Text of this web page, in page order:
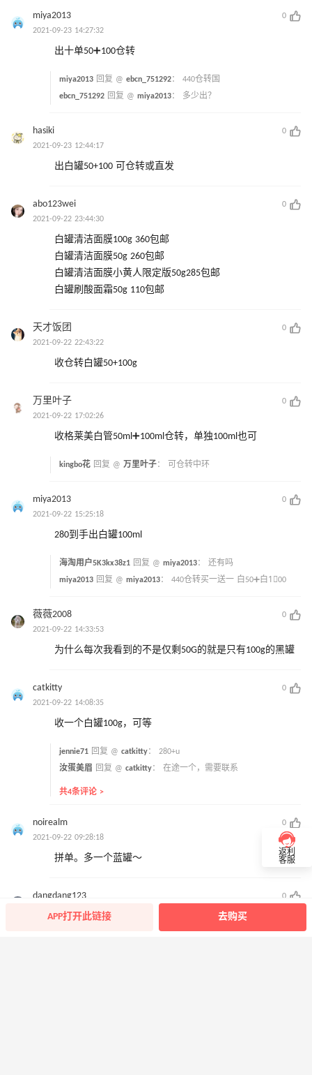
miya2013
0
2021-09-23 14:27:32
出十单50➕100仓转
miya2013 回复 @ ebcn_751292： 440仓转国
ebcn_751292 回复 @ miya2013： 多少出？
hasiki
0
2021-09-23 12:44:17
出白罐50+100 可仓转或直发
abo123wei
0
2021-09-22 23:44:30
白罐清洁面膜100g 360包邮
白罐清洁面膜50g 260包邮
白罐清洁面膜小黄人限定版50g285包邮
白罐刷酸面霜50g 110包邮
天才饭团
0
2021-09-22 22:43:22
收仓转白罐50+100g
万里叶子
0
2021-09-22 17:02:26
收格莱美白管50ml➕100ml仓转，单独100ml也可
kingbo花 回复 @ 万里叶子： 可仓转中环
miya2013
0
2021-09-22 15:25:18
280到手出白罐100ml
海淘用户5K3kx38z1 回复 @ miya2013： 还有吗
miya2013 回复 @ miya2013： 440仓转买一送一 白50➕白1⃣️00
薇薇2008
0
2021-09-22 14:33:53
为什么每次我看到的不是仅剩50G的就是只有100g的黑罐
catkitty
0
2021-09-22 14:08:35
收一个白罐100g，可等
jennie71 回复 @ catkitty： 280+u
汝蛋美眉 回复 @ catkitty： 在途一个，需要联系
共4条评论 >
noirealm
0
2021-09-22 09:28:18
拼单。多一个蓝罐～
dangdang123
0
2021-09-22 09:03:26
返利
客服
APP打开此链接 去购买